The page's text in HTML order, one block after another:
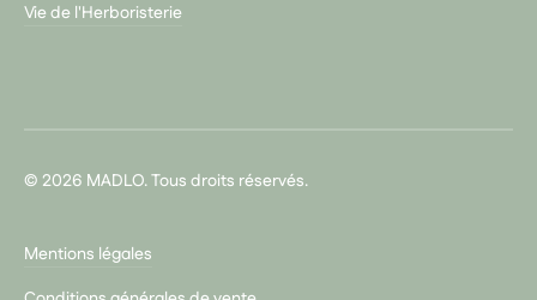
Vie de l'Herboristerie
© 2026 MADLO. Tous droits réservés.
Mentions légales